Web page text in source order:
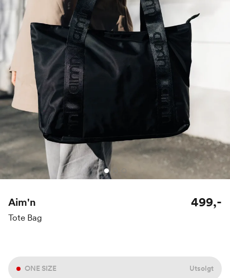
Aim'n
Tote Bag
499,-
ONE SIZE Utsolgt